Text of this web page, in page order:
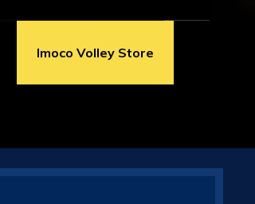
Imoco Volley Store